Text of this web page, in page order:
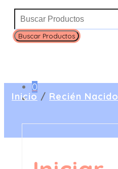
0
Inicio / Recién Nacido